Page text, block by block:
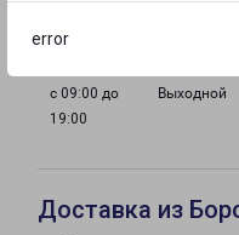
error
с 09:00 до
19:00
Выходной
Доставка из